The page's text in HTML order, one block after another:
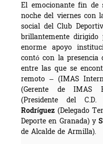
El emocionante fin de
noche del viernes con
social del Club
brillantemente dirigido
enorme apoyo
contó con la presencia
entre las que se
remoto – (IMAS
(Gerente de IMAS
(Presidente del C.D.
Rodríguez (Delegado
Deporte en Granada) y
de Alcalde de Armilla).